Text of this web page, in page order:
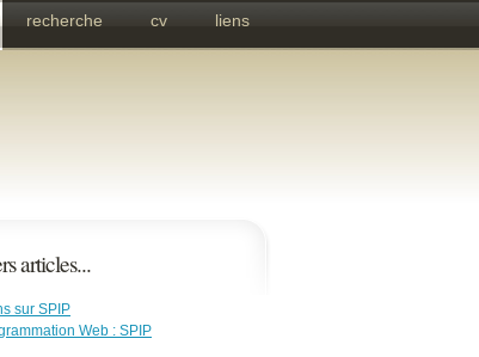
recherche cv liens
articles...
sur SPIP
Web : SPIP